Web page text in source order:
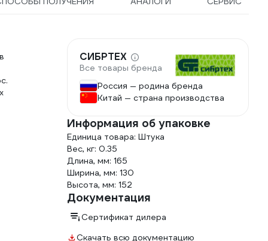
СИБРТЕХ
Все товары бренда
Россия — родина бренда
Китай — страна производства
Информация об упаковке
Единица товара: Штука
Вес, кг: 0.35
Длина, мм: 165
Ширина, мм: 130
Высота, мм: 152
Документация
Сертификат дилера
Скачать всю документацию